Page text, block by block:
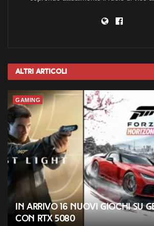
Altri Articoli
GAMING
In arrivo 16 nuovi giochi su
con RTX 5080